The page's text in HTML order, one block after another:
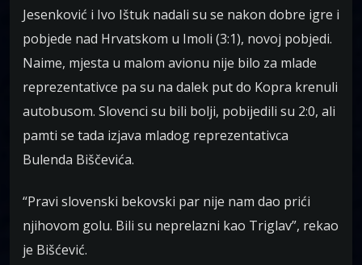
Jesenković i Ivo Ištuk nadali su se nakon dobre igre i
pobjede nad Hrvatskom u Imoli (3:1), novoj pobjedi.
Naime, mjesta u malom avionu nije bilo za mlade
reprezentativce pa su na dalek put do Kopra krenuli
autobusom. Slovenci su bili bolji, pobijedili su 2:0, ali
pamti se tada izjava mladog reprezentativca
Bulenda Biščevića.
“Pravi slovenski bekovski par nije nam dao prići
njihovom golu. Bili su neprelazni kao Triglav”, rekao
je Bišćević.